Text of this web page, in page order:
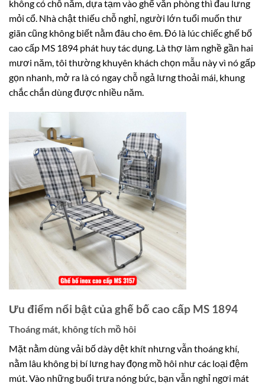
không có chỗ nằm, dựa tạm vào ghế văn phòng thì đau lưng
mỏi cổ. Nhà chật thiếu chỗ nghỉ, người lớn tuổi muốn thư
giãn cũng không biết nằm đâu cho êm. Đó là lúc chiếc ghế bố
cao cấp MS 1894 phát huy tác dụng. Là thợ làm nghề gần hai
mươi năm, tôi thường khuyên khách chọn mẫu này vì nó gấp
gọn nhanh, mở ra là có ngay chỗ ngả lưng thoải mái, khung
chắc chắn dùng được nhiều năm.
Ưu điểm nổi bật của ghế bố cao cấp MS 1894
Thoáng mát, không tích mồ hôi
Mặt nằm dùng vải bố dày dệt khít nhưng vẫn thoáng khí,
nằm lâu không bị bí lưng hay đọng mồ hôi như các loại đệm
mút. Vào những buổi trưa nóng bức, bạn vẫn nghỉ ngơi mát